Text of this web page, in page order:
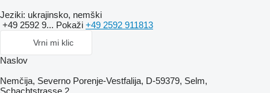
Jeziki: ukrajinsko, nemški
+49 2592 9... Pokaži +49 2592 911813
Vrni mi klic
Naslov
Nemčija, Severno Porenje-Vestfalija, D-59379, Selm,
Schachtstrasse 2